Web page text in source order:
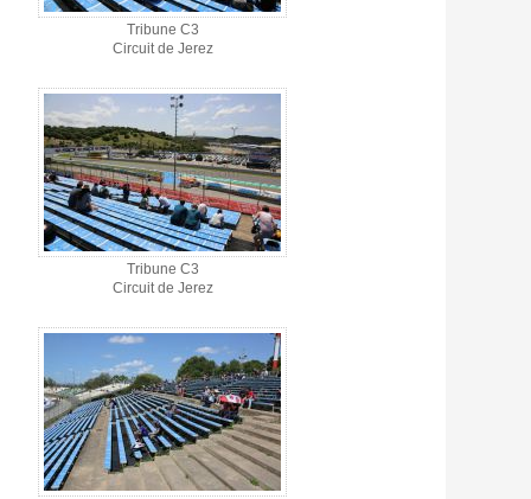
Tribune C3
Circuit de Jerez
Tribune C3
Circuit de Jerez